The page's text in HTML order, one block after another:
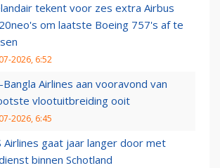
tekent voor zes extra Airbus
om laatste Boeing 757's af te
2026, 6:52
Bangla Airlines aan vooravond van
vlootuitbreiding ooit
2026, 6:45
Airlines gaat jaar langer door met
binnen Schotland